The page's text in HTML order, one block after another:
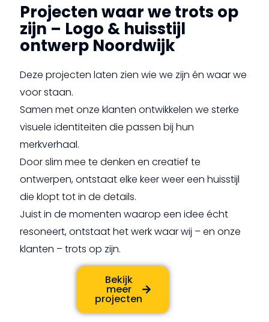
Projecten waar we trots op
zijn – Logo & huisstijl
ontwerp Noordwijk
Deze projecten laten zien wie we zijn én waar we
voor staan.
Samen met onze klanten ontwikkelen we sterke
visuele identiteiten die passen bij hun
merkverhaal.
Door slim mee te denken en creatief te
ontwerpen, ontstaat elke keer weer een huisstijl
die klopt tot in de details.
Juist in de momenten waarop een idee écht
resoneert, ontstaat het werk waar wij – en onze
klanten – trots op zijn.
Bekijk
meer
projecten